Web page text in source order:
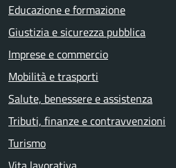
Educazione e formazione
Giustizia e sicurezza pubblica
Imprese e commercio
Mobilità e trasporti
Salute, benessere e assistenza
Tributi, finanze e contravvenzioni
Turismo